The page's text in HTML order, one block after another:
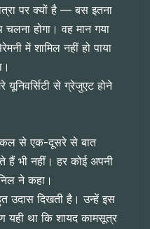
पर क्यों है — बस इतना
होगा। वह मान गया
में शामिल नहीं हो पाया
से ग्रेजुएट होने
से एक-दूसरे से बात
भी नहीं। हर कोई अपनी
ने कहा।
उदास दिखती है। उन्हें इस
यही था कि शायद कामसूत्र